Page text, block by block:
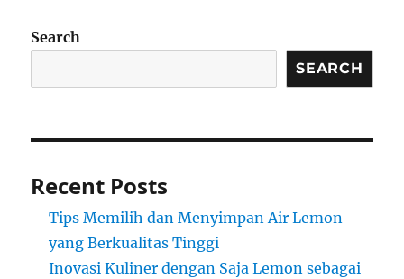
Search
SEARCH
Recent Posts
Tips Memilih dan Menyimpan Air Lemon
yang Berkualitas Tinggi
Inovasi Kuliner dengan Saja Lemon sebagai